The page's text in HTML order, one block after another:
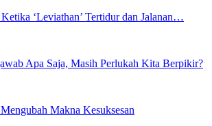
‘Leviathan’ Tertidur dan Jalanan…
Apa Saja, Masih Perlukah Kita Berpikir?
Makna Kesuksesan